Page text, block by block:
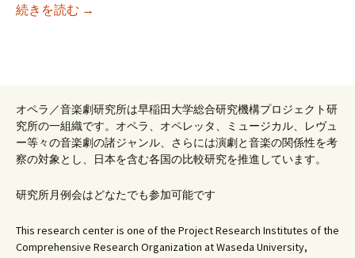
続きを読む 2015年度1月研究例会(1) （第145回オペラ研究会
→
オペラ／音楽劇研究所は早稲田大学総合研究機構プロジェクト研
究所の一組織です。オペラ、オペレッタ、ミュージカル、レヴュ
ー等々の音楽劇の諸ジャンル、さらには演劇と音楽の関係性を考
察の対象とし、日本を含む各国の比較研究を推進しています。
研究所月例会はどなたでも参加可能です
This research center is one of the Project Research Institutes of the
Comprehensive Research Organization at Waseda University,